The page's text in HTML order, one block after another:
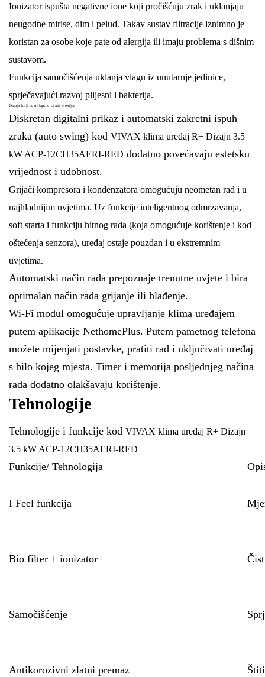
Ionizator ispušta negativne ione koji pročišćuju zrak i uklanjaju
neugodne mirise, dim i pelud. Takav sustav filtracije iznimno je
koristan za osobe koje pate od alergija ili imaju problema s dišnim
sustavom.
Funkcija samočišćenja uklanja vlagu iz unutarnje jedinice,
sprječavajući razvoj plijesni i bakterija.
Dizajn koji se uklapa u svaki interijer
Diskretan digitalni prikaz i automatski zakretni ispuh
zraka (auto swing) kod VIVAX klima uređaj R+ Dizajn 3.5
kW ACP-12CH35AERI-RED dodatno povećavaju estetsku
vrijednost i udobnost.
Grijači kompresora i kondenzatora omogućuju neometan rad i u
najhladnijim uvjetima. Uz funkcije inteligentnog odmrzavanja,
soft starta i funkciju hitnog rada (koja omogućuje korištenje i kod
oštećenja senzora), uređaj ostaje pouzdan i u ekstremnim
uvjetima.
Automatski način rada prepoznaje trenutne uvjete i bira
optimalan način rada grijanje ili hlađenje.
Wi-Fi modul omogućuje upravljanje klima uređajem
putem aplikacije NethomePlus. Putem pametnog telefona
možete mijenjati postavke, pratiti rad i uključivati uređaj
s bilo kojeg mjesta. Timer i memorija posljednjeg načina
rada dodatno olakšavaju korištenje.
Tehnologije
Tehnologije i funkcije kod VIVAX klima uređaj R+ Dizajn
3.5 kW ACP-12CH35AERI-RED
Funkcije/ Tehnologija
I Feel funkcija
Bio filter + ionizator
Samočišćenje
Antikorozivni zlatni premaz